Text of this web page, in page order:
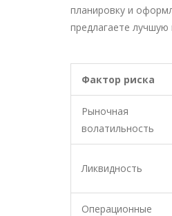
планировку и
предлагаете
Фактор риска
Рыночная
волатильность
Ликвидность
Операционные